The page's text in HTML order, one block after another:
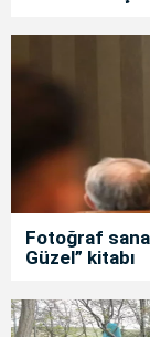
Fotoğraf
Güzel” kitabı